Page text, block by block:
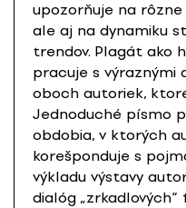
upozorňuje na
ale aj na dynamiku
trendov. Plagát ako
pracuje s výraznými
oboch autoriek,
Jednoduché písmo
obdobia, v ktorých
korešponduje s
výkladu výstavy
dialóg